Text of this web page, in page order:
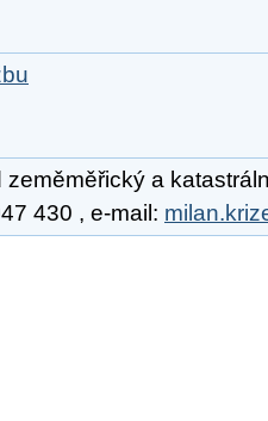
zeměměřický a
430 , e-mail: